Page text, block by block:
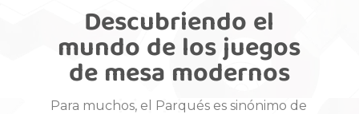
Descubriendo el
mundo de los juegos
de mesa modernos
Para muchos, el Parqués es sinónimo de